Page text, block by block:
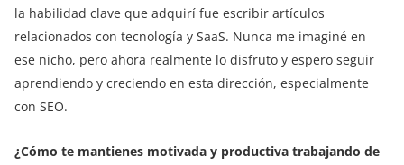
la habilidad clave que adquirí fue escribir artículos
relacionados con tecnología y SaaS. Nunca me imaginé en
ese nicho, pero ahora realmente lo disfruto y espero seguir
aprendiendo y creciendo en esta dirección, especialmente
con SEO.
¿Cómo te mantienes motivada y productiva trabajando de